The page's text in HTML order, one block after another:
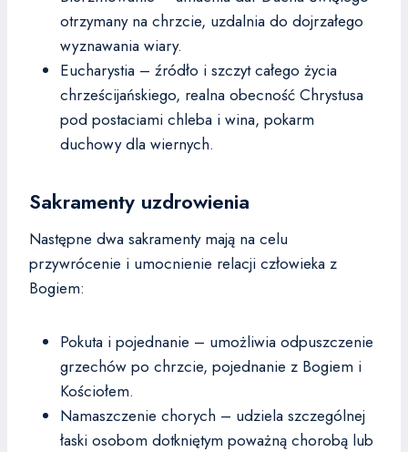
otrzymany na chrzcie, uzdalnia do dojrzałego
wyznawania wiary.
Eucharystia – źródło i szczyt całego życia
chrześcijańskiego, realna obecność Chrystusa
pod postaciami chleba i wina, pokarm
duchowy dla wiernych.
Sakramenty uzdrowienia
Następne dwa sakramenty mają na celu
przywrócenie i umocnienie relacji człowieka z
Bogiem:
Pokuta i pojednanie – umożliwia odpuszczenie
grzechów po chrzcie, pojednanie z Bogiem i
Kościołem.
Namaszczenie chorych – udziela szczególnej
łaski osobom dotkniętym poważną chorobą lub